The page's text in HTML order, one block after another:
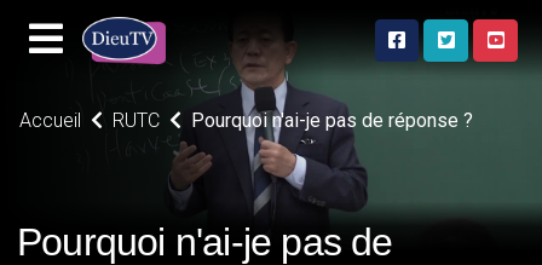
Accueil RUTC Pourquoi n'ai-je pas de réponse ?
Pourquoi n'ai-je pas de